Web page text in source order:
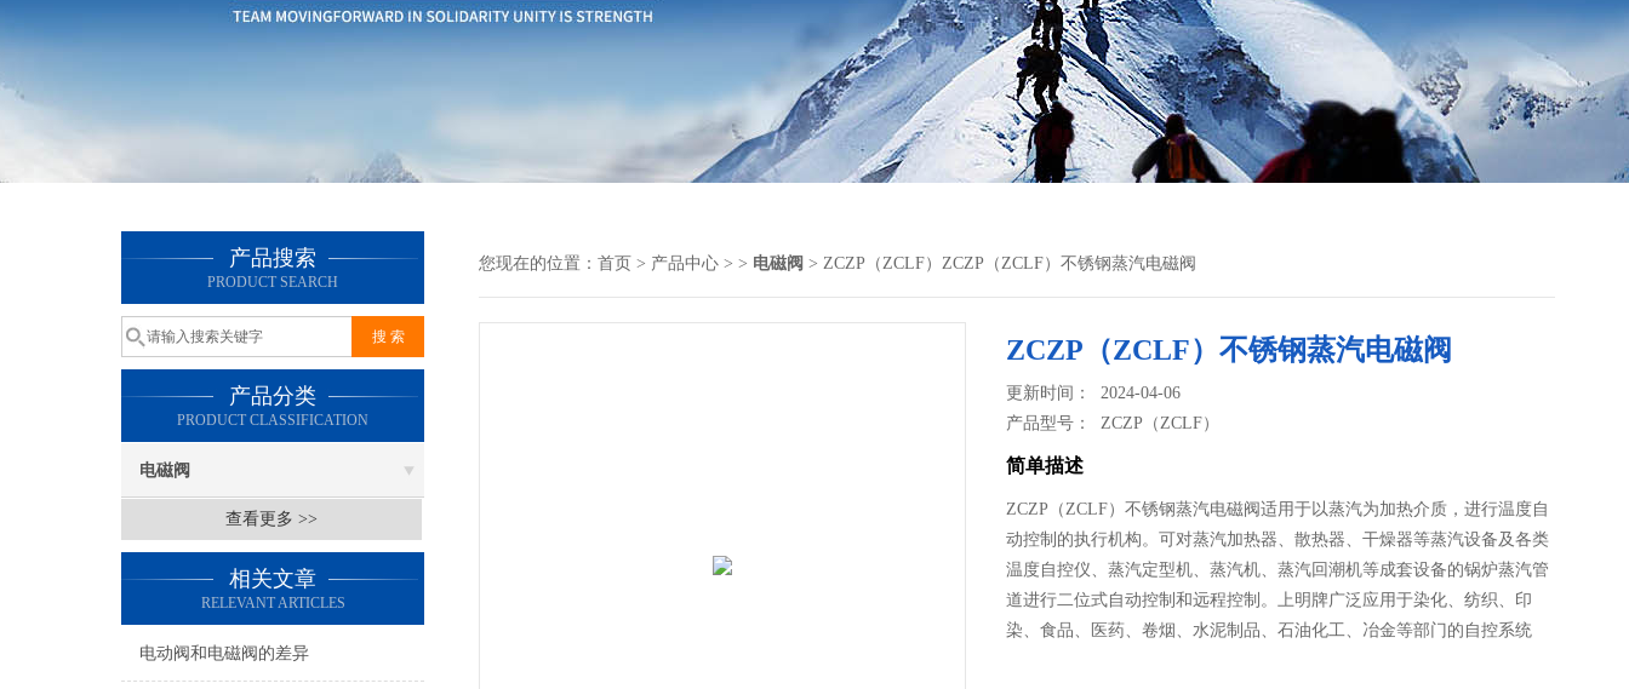
产品搜索
PRODUCT SEARCH
产品分类
PRODUCT CLASSIFICATION
电磁阀
查看更多 >>
相关文章
RELEVANT ARTICLES
电动阀和电磁阀的差异
您现在的位置： 首页 > 产品中心 > > 电磁阀 > ZCZP（ZCLF）ZCZP（ZCLF）不锈钢蒸汽电磁阀
ZCZP（ZCLF）不锈钢蒸汽电磁阀
更新时间： 2024-04-06
产品型号：ZCZP（ZCLF）
简单描述
ZCZP（ZCLF）不锈钢蒸汽电磁阀适用于以蒸汽为加热介质，进行温度自
动控制的执行机构。可对蒸汽加热器、散热器、干燥器等蒸汽设备及各类
温度自控仪、蒸汽定型机、蒸汽机、蒸汽回潮机等成套设备的锅炉蒸汽管
道进行二位式自动控制和远程控制。上明牌广泛应用于染化、纺织、印
染、食品、医药、卷烟、水泥制品、石油化工、冶金等部门的自控系统